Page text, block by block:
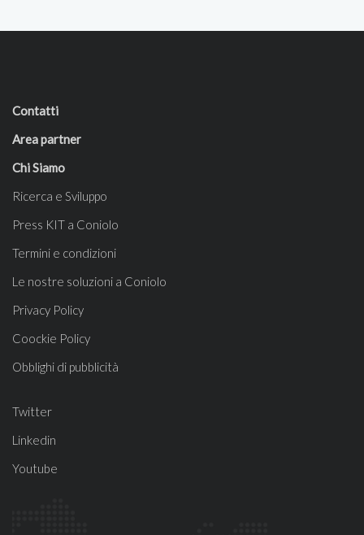
Contatti
Area partner
Chi Siamo
Ricerca e Sviluppo
Press KIT a Coniolo
Termini e condizioni
Le nostre soluzioni a Coniolo
Privacy Policy
Coockie Policy
Obblighi di pubblicità
Twitter
Linkedin
Youtube